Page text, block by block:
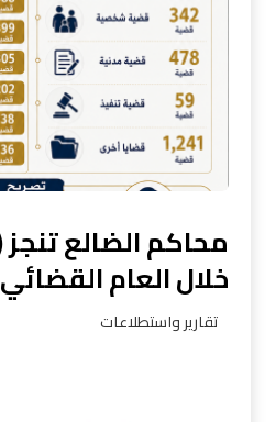
خلال العام القضائي ١٤٤٧هـ
تقارير واستطلاعات